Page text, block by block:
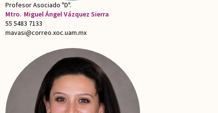
Profesor Asociado "D".
Mtro. Miguel Ángel Vázquez Sierra
55 5483 7133
mavasi@correo.xoc.uam.mx